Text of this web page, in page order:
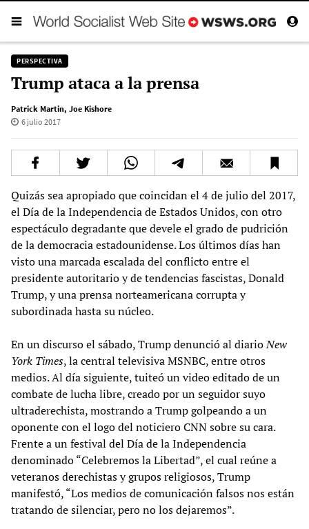
PERSPECTIVA
Trump ataca a la prensa
Patrick Martin, Joe Kishore
6 julio 2017
Quizás sea apropiado que coincidan el 4 de julio del 2017,
el Día de la Independencia de Estados Unidos, con otro
espectáculo degradante que devele el grado de pudrición
de la democracia estadounidense. Los últimos días han
visto una marcada escalada del conflicto entre el
presidente autoritario y de tendencias fascistas, Donald
Trump, y una prensa norteamericana corrupta y
subordinada hasta su núcleo.
En un discurso el sábado, Trump denunció al diarioNew
York Times, la central televisiva MSNBC, entre otros
medios. Al día siguiente, tuiteó un video editado de un
combate de lucha libre, creado por un seguidor suyo
ultraderechista, mostrando a Trump golpeando a un
oponente con el logo del noticiero CNN sobre su cara.
Frente a un festival del Día de la Independencia
denominado “Celebremos la Libertad”, el cual reúne a
veteranos derechistas y grupos religiosos, Trump
manifestó, “Los medios de comunicación falsos nos están
tratando de silenciar, pero no los dejaremos”.